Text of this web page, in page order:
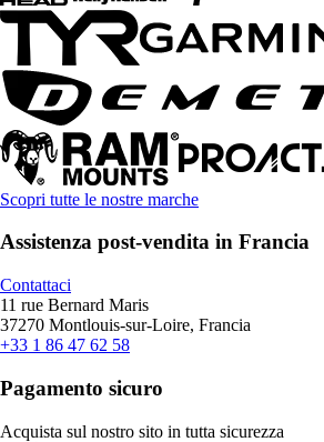
Scopri tutte le nostre marche
Assistenza post-vendita in Francia
Contattaci
11 rue Bernard Maris
37270 Montlouis-sur-Loire, Francia
+33 1 86 47 62 58
Pagamento sicuro
Acquista sul nostro sito in tutta sicurezza